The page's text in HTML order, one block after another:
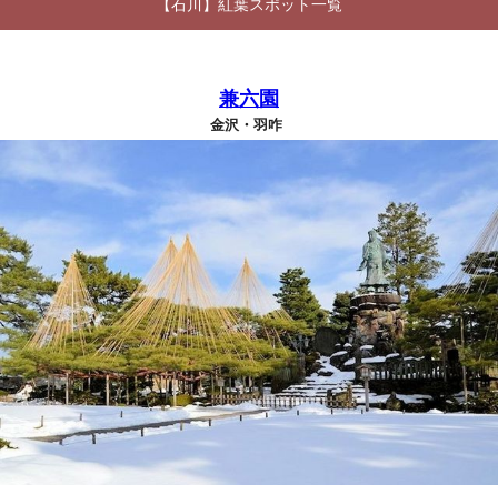
【石川】紅葉スポット一覧
兼六園
金沢・羽咋